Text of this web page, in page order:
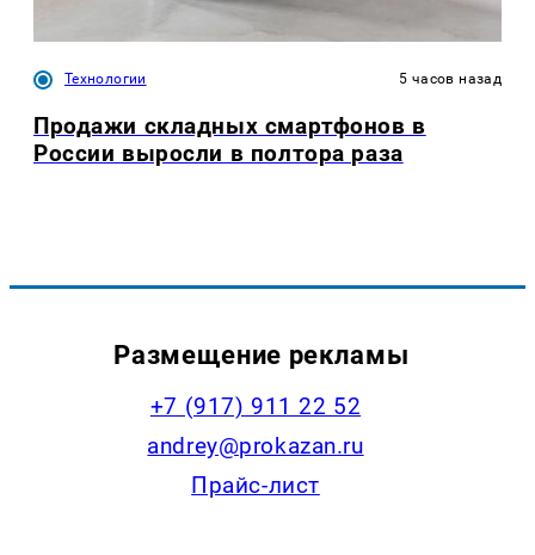
Технологии 5 часов назад
Продажи складных смартфонов в
России выросли в полтора раза
Размещение рекламы
+7 (917) 911 22 52
andrey@prokazan.ru
Прайс-лист